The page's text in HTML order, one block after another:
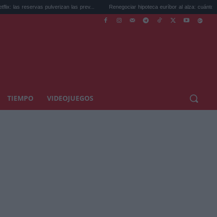
pulverizan las prev... Renegociar hipoteca euríbor al alza: cuánto puedes...
TIEMPO VIDEOJUEGOS